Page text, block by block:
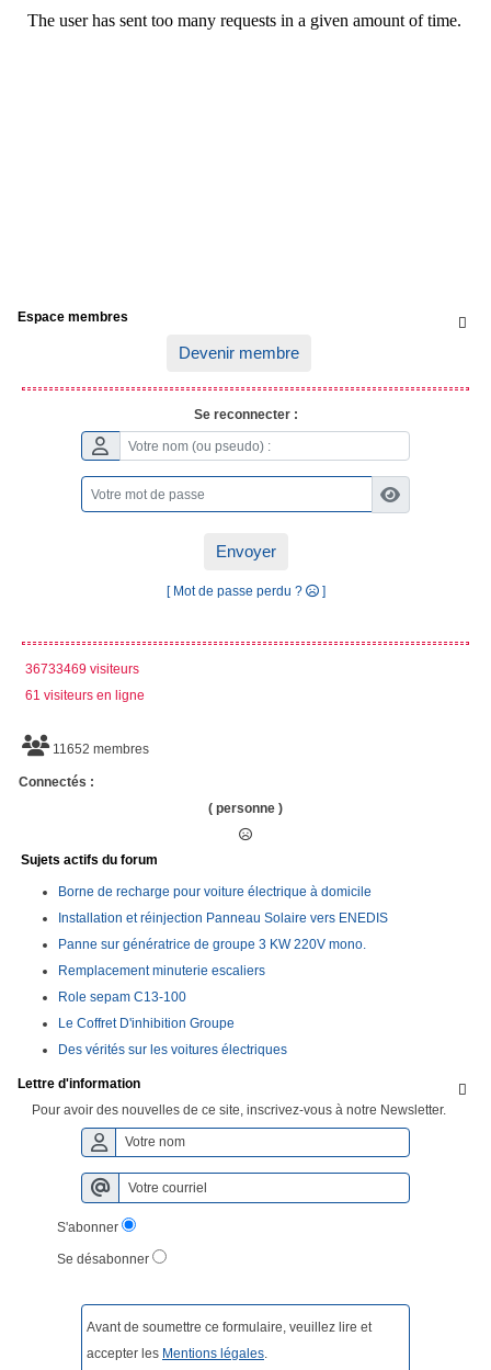

Espace membres
Devenir membre
Se reconnecter :
Envoyer
[ Mot de passe perdu ? ]
36733469 visiteurs
61 visiteurs en ligne
11652 membres
Connectés :
( personne )
Sujets actifs du forum
Borne de recharge pour voiture électrique à domicile
Installation et réinjection Panneau Solaire vers ENEDIS
Panne sur génératrice de groupe 3 KW 220V mono.
Remplacement minuterie escaliers
Role sepam C13-100
Le Coffret D'inhibition Groupe
Des vérités sur les voitures électriques

Lettre d'information
Pour avoir des nouvelles de ce site, inscrivez-vous à notre Newsletter.
S'abonner
Se désabonner
Avant de soumettre ce formulaire, veuillez lire et
accepter les Mentions légales